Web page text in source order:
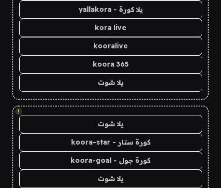
يلا كورة - yallakora
kora live
kooralive
koora 365
يلا شوت
!
يلا شوت
كورة ستار - koora-star
كورة جول - koora-goal
يلا شوت